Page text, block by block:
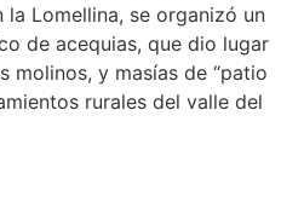
la Lomellina, se organizó un
de acequias, que dio lugar
molinos, y masías de “patio
rurales del valle del